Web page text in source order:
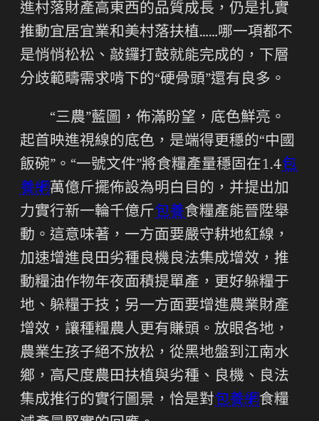
進村落財產高東西的品質成長，仍是扎實
推動宜居宜業和美村落扶植……哪一項都不
是悄悄松松、敲鑼打鼓就能完成的，下層
分歧範疇需求啃下的“硬骨頭”還有良多。
“三農”藍圖，佈滿盼望，底色鮮亮。
起首映進視線的底色，是端得更穩的“中國
飯碗”。“一號文件”將食糧產量穩固在1.4包
養網萬億斤擺佈設為明白目的，并提出加
力實行新一輪千億斤包養食糧產能晉陞舉
動。這意味著，一方面要嚴守耕地紅線，
加速增進良田劣種良機良法集成增效，推
動糧油作物年夜面積提單產，更好躲糧于
地、躲糧于技；另一方面要增進農業財產
增效，讓種糧農人更有賺頭。放眼各地，
農業生孩子絕不放松，從黑地盤到江南水
鄉，高尺度農田扶植與劣種、良機、良法
集成推行的實行圖景，恰是對包養網食糧